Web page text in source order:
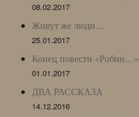
08.02.2017
Живут же люди…
25.01.2017
Конец повести «Робин…»
01.01.2017
ДВА РАССКАЗА
14.12.2016